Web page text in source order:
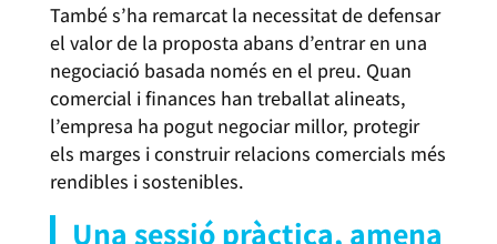
També s’ha remarcat la necessitat de defensar
el valor de la proposta abans d’entrar en una
negociació basada només en el preu. Quan
comercial i finances han treballat alineats,
l’empresa ha pogut negociar millor, protegir
els marges i construir relacions comercials més
rendibles i sostenibles.
Una sessió pràctica, amena